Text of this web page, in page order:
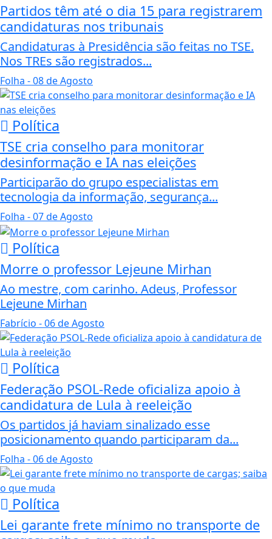
Partidos têm até o dia 15 para registrarem
candidaturas nos tribunais
Candidaturas à Presidência são feitas no TSE.
Nos TREs são registrados...
Folha - 08 de Agosto
Política
TSE cria conselho para monitorar
desinformação e IA nas eleições
Participarão do grupo especialistas em
tecnologia da informação, segurança...
Folha - 07 de Agosto
Política
Morre o professor Lejeune Mirhan
Ao mestre, com carinho. Adeus, Professor
Lejeune Mirhan
Fabrício - 06 de Agosto
Política
Federação PSOL-Rede oficializa apoio à
candidatura de Lula à reeleição
Os partidos já haviam sinalizado esse
posicionamento quando participaram da...
Folha - 06 de Agosto
Política
Lei garante frete mínimo no transporte de